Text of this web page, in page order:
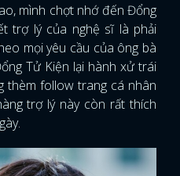
mình chợt nhớ đến Đổng
trợ lý của nghệ sĩ là phải
mọi yêu cầu của ông bà
Tử Kiện lại hành xử trái
thèm follow trang cá nhân
trợ lý này còn rất thích